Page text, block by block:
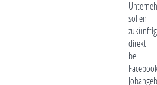
sollen
zukünftig
direkt
bei